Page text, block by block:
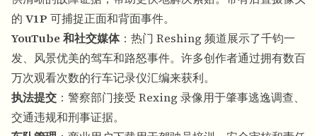
的 V1P 可捕捉正面和背面事件。
YouTube 和社交媒体：热门 Reshing 频道展示了千钧一
发、风景优美的驾车和路怒事件。许多创作者通过拥有数百
万次观看次数的行车记录仪汇编来获利。
执法提交 ：警察部门接受 Rexing 录像用于肇事逃逸调查、
交通违规和刑事证据。